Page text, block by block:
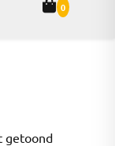
0
getoondGesorteerd